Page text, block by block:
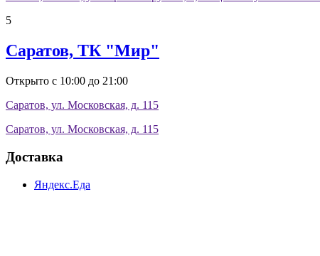
5
Саратов, ТК "Мир"
Открыто с 10:00 до 21:00
Саратов, ул. Московская, д. 115
Саратов, ул. Московская, д. 115
Доставка
Яндекс.Еда